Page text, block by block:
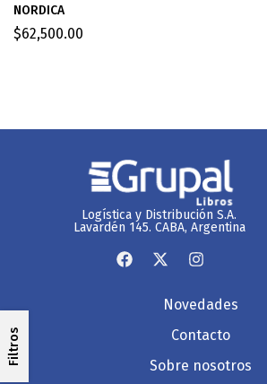
Filtros
NORDICA
$62,500.00
Logística y Distribución S.A.
Lavardén 145. CABA, Argentina
Novedades
Contacto
Sobre nosotros